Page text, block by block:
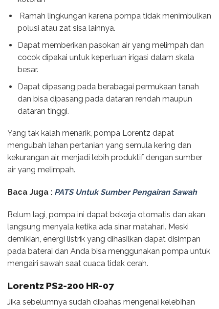
Ramah lingkungan karena pompa tidak menimbulkan
polusi atau zat sisa lainnya.
Dapat memberikan pasokan air yang melimpah dan
cocok dipakai untuk keperluan irigasi dalam skala
besar.
Dapat dipasang pada berabagai permukaan tanah
dan bisa dipasang pada dataran rendah maupun
dataran tinggi.
Yang tak kalah menarik, pompa Lorentz dapat
mengubah lahan pertanian yang semula kering dan
kekurangan air, menjadi lebih produktif dengan sumber
air yang melimpah.
Baca Juga : PATS Untuk Sumber Pengairan Sawah
Belum lagi, pompa ini dapat bekerja otomatis dan akan
langsung menyala ketika ada sinar matahari. Meski
demikian, energi listrik yang dihasilkan dapat disimpan
pada baterai dan Anda bisa menggunakan pompa untuk
mengairi sawah saat cuaca tidak cerah.
Lorentz PS2-200 HR-07
Jika sebelumnya sudah dibahas mengenai kelebihan